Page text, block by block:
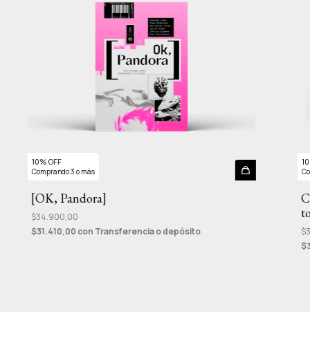
10% OFF
Comprando 3 o más
[OK, Pandora]
$34.900,00
$31.410,00 con Transferencia o depósito